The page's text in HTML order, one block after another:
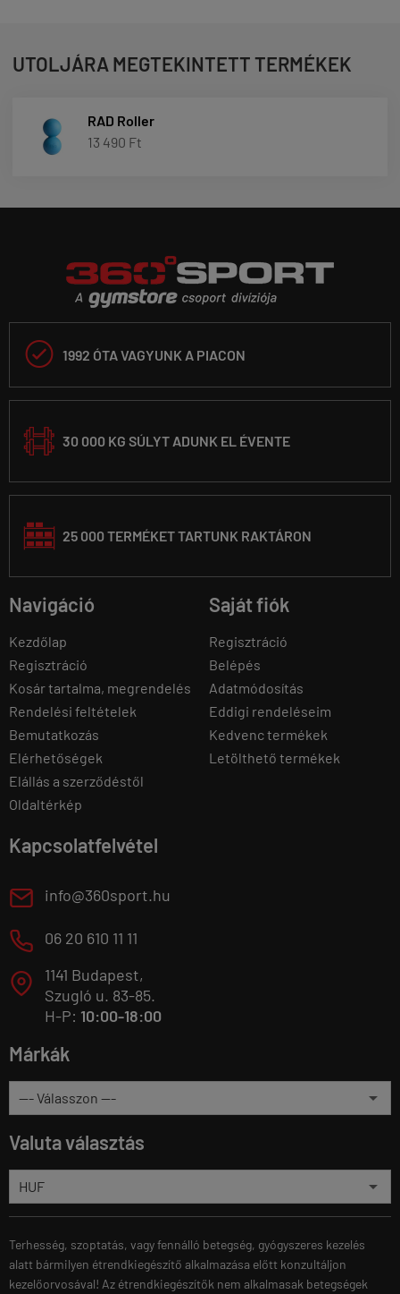
UTOLJÁRA MEGTEKINTETT TERMÉKEK
RAD Roller
13 490 Ft
 1992 ÓTA VAGYUNK A PIACON
30 000 KG SÚLYT ADUNK EL ÉVENTE
25 000 TERMÉKET TARTUNK RAKTÁRON
Navigáció
Kezdőlap
Regisztráció
Kosár tartalma, megrendelés
Rendelési feltételek
Bemutatkozás
Elérhetőségek
Elállás a szerződéstől
Oldaltérkép
Saját fiók
Regisztráció
Belépés
Adatmódosítás
Eddigi rendeléseim
Kedvenc termékek
Letölthető termékek
Kapcsolatfelvétel
E info@360sport.hu
M 06 20 610 11 11
T
1141 Budapest,
Szugló u. 83-85.
H-P: 10:00-18:00
Márkák
Valuta választás
Terhesség, szoptatás, vagy fennálló betegség, gyógyszeres kezelés
alatt bármilyen étrendkiegészítő alkalmazása előtt konzultáljon
kezelőorvosával! Az étrendkiegészítők nem alkalmasak betegségek